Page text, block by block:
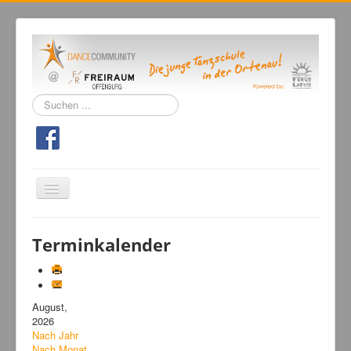
Suchen
...
Navigation
an/aus
Tanzschule
Kursangebot
Events
Fuegolatino
Terminkalender
August,
2026
Nach Jahr